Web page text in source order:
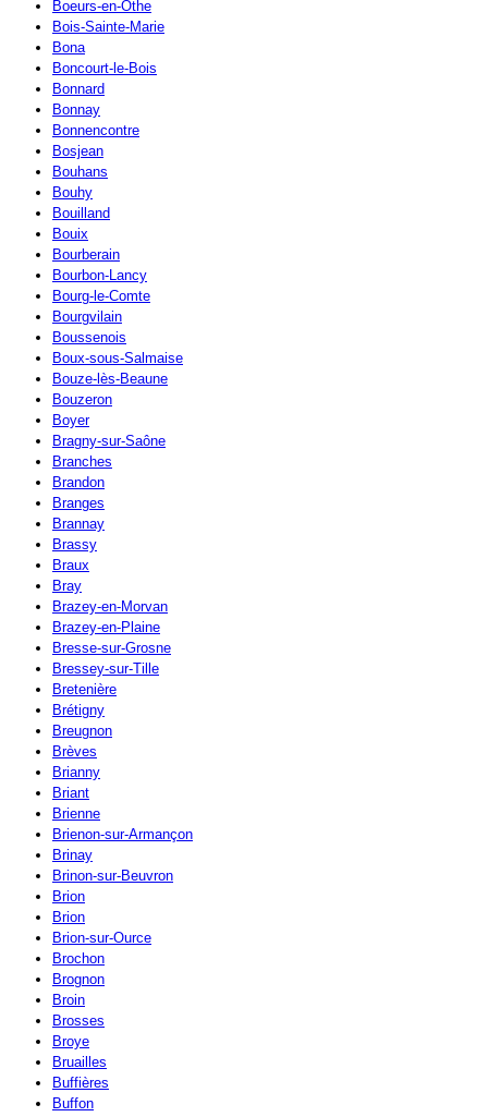
Boeurs-en-Othe
Bois-Sainte-Marie
Bona
Boncourt-le-Bois
Bonnard
Bonnay
Bonnencontre
Bosjean
Bouhans
Bouhy
Bouilland
Bouix
Bourberain
Bourbon-Lancy
Bourg-le-Comte
Bourgvilain
Boussenois
Boux-sous-Salmaise
Bouze-lès-Beaune
Bouzeron
Boyer
Bragny-sur-Saône
Branches
Brandon
Branges
Brannay
Brassy
Braux
Bray
Brazey-en-Morvan
Brazey-en-Plaine
Bresse-sur-Grosne
Bressey-sur-Tille
Bretenière
Brétigny
Breugnon
Brèves
Brianny
Briant
Brienne
Brienon-sur-Armançon
Brinay
Brinon-sur-Beuvron
Brion
Brion
Brion-sur-Ource
Brochon
Brognon
Broin
Brosses
Broye
Bruailles
Buffières
Buffon